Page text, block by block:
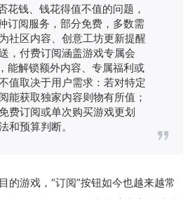
花钱、钱花得值不值的问题，
订阅服务，部分免费，多数需
社区内容、创意工坊更新提醒
，付费订阅涵盖游戏专属会
能解锁额外内容、专属福利或
值取决于用户需求：若对特定
能获取独家内容则物有所值；
费订阅或单次购买游戏更划
和预算判断。
的游戏，“订阅”按钮如今也越来越常